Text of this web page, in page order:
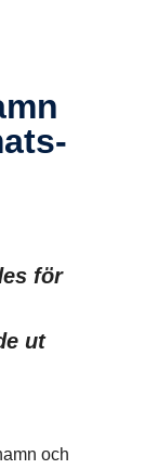
för
ut
och